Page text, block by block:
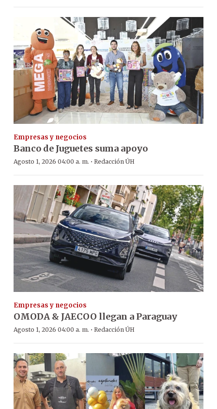
Empresas y negocios
Banco de Juguetes suma apoyo
Agosto 1, 2026 04:00 a. m. · Redacción ÚH
Empresas y negocios
OMODA & JAECOO llegan a Paraguay
Agosto 1, 2026 04:00 a. m. · Redacción ÚH